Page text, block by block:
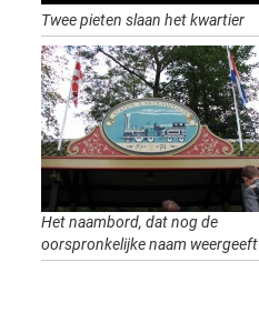
Twee pieten slaan het kwartier
Het naambord, dat nog de
oorspronkelijke naam weergeeft